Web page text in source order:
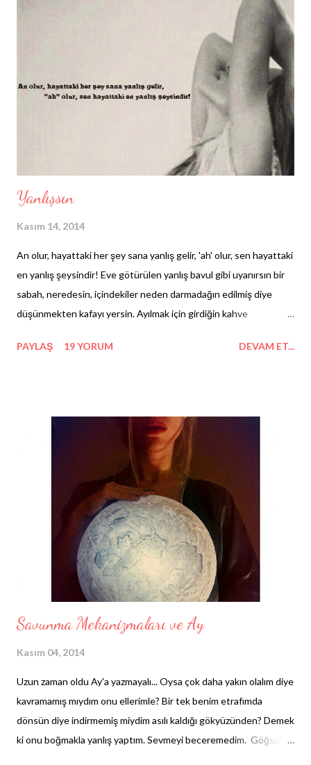
Yanlışsın
Kasım 14, 2014
An olur, hayattaki her şey sana yanlış gelir, 'ah' olur, sen hayattaki
en yanlış şeysindir! Eve götürülen yanlış bavul gibi uyanırsın bir
sabah, neredesin, içindekiler neden darmadağın edilmiş diye
düşünmekten kafayı yersin. Ayılmak için girdiğin kahve
kavurduğu aç çocuklardan yemek çalan işçilere dönersin.
şişeler gibi yalnız ve konu mankenisin. Derken, yanlış yankesici
soyar seni, çünkü sürekli yanlış zamanda yanlış yerdesindir. Bir
yerlerde koza bırakan kelebeğin kanatlarına mandal taktıkça,
kendi yankesicinin yevmiyesini ötekileştirdiğine parsellersin.
Özetle, salça üzerinde yeşermiş mikro orman gibidir hayatta
kapladığın yerin; ayrıca yükselenin bile hesapta yanlış, zaten
sandığın gibi 'baykuş' burcu bi...
PAYLAŞ 19 YORUM DEVAM ET...
Savunma Mekanizmaları ve Ay
Kasım 04, 2014
Uzun zaman oldu Ay'a yazmayalı... Oysa çok daha yakın olalım diye
kavramamış mıydım onu ellerimle? Bir tek benim etrafımda
dönsün diye indirmemiş miydim asılı kaldığı gökyüzünden? Demek
ki onu boğmakla yanlış yaptım. Sevmeyi beceremedim. Göğsüme